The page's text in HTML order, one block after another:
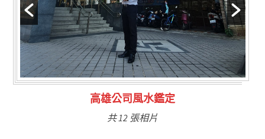
林氏福主量子生基造命
共 6 張相片